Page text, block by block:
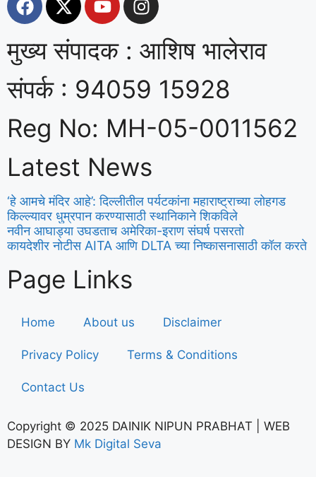
मुख्य संपादक : आशिष भालेराव
संपर्क : 94059 15928
Reg No: MH-05-0011562
Latest News
‘हे आमचे मंदिर आहे’: दिल्लीतील पर्यटकांना महाराष्ट्राच्या लोहगड
किल्ल्यावर धुम्रपान करण्यासाठी स्थानिकाने शिकविले
नवीन आघाड्या उघडताच अमेरिका-इराण संघर्ष पसरतो
कायदेशीर नोटीस AITA आणि DLTA च्या निष्कासनासाठी कॉल करते
Page Links
Home About us Disclaimer
Privacy Policy Terms & Conditions
Contact Us
Copyright © 2025 DAINIK NIPUN PRABHAT | WEB
DESIGN BY Mk Digital Seva